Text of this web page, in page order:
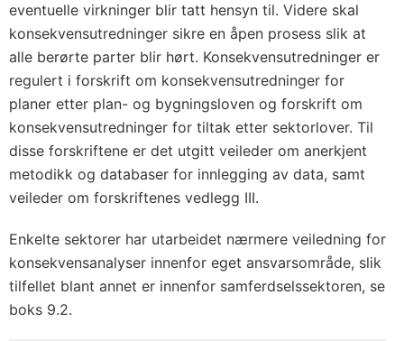
eventuelle virkninger blir tatt hensyn til. Videre skal
konsekvensutredninger sikre en åpen prosess slik at
alle berørte parter blir hørt. Konsekvensutredninger er
regulert i forskrift om konsekvensutredninger for
planer etter plan- og bygningsloven og forskrift om
konsekvensutredninger for tiltak etter sektorlover. Til
disse forskriftene er det utgitt veileder om anerkjent
metodikk og databaser for innlegging av data, samt
veileder om forskriftenes vedlegg III.
Enkelte sektorer har utarbeidet nærmere veiledning for
konsekvensanalyser innenfor eget ansvarsområde, slik
tilfellet blant annet er innenfor samferdselssektoren, se
boks 9.2.